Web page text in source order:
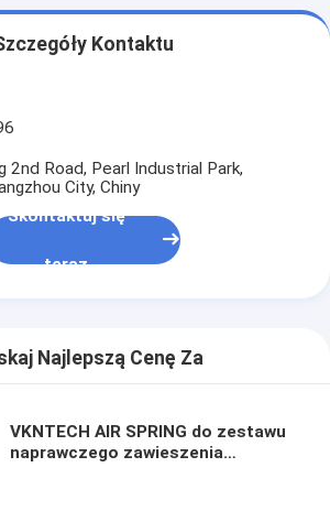
Kontaktu
2nd Road, Pearl Industrial Park,
City, Chiny
Skontaktuj się
teraz
Najlepszą Cenę Za
VKNTECH AIR SPRING do zestawu
naprawczego zawieszenia